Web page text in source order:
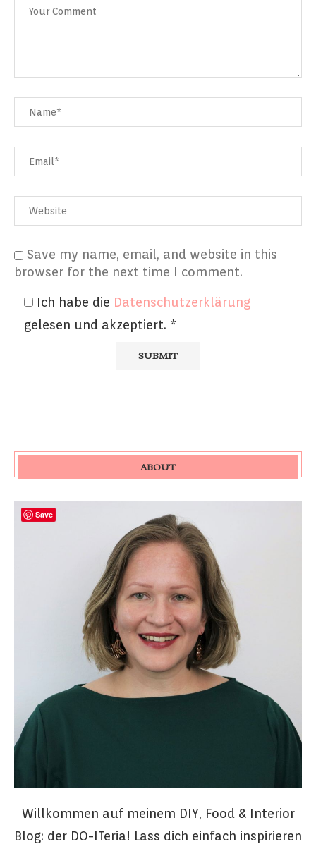
Save my name, email, and website in this
browser for the next time I comment.
Ich habe die Datenschutzerklärung
gelesen und akzeptiert. *
ABOUT
Willkommen auf meinem DIY, Food & Interior
Blog: der DO-ITeria! Lass dich einfach inspirieren
Save